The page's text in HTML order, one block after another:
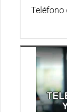
Teléfono